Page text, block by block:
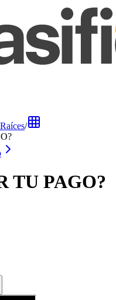
/
TU PAGO?